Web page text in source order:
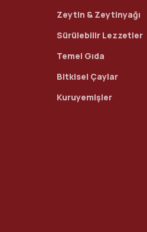
Zeytin & Zeytinyağı
Sürülebilir Lezzetler
Temel Gıda
Bitkisel Çaylar
Kuruyemişler